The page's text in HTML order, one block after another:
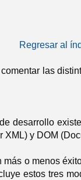
Regresar al
las
desarrollo
XML) y DOM
o menos
estos tres